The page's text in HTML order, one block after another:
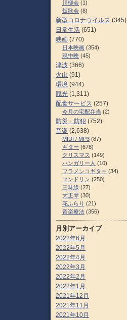
川柳会 (1)
短歌会 (8)
新型コロナウイルス (345)
日常生活 (651)
映画 (770)
日本映画 (354)
現中映 (45)
津波 (366)
火山 (91)
環境 (944)
観光 (1,311)
配食サービス (257)
今月の宅配弁当 (2)
防災・防犯 (752)
音楽 (2,638)
MIDI / MP3 (87)
ギター (678)
クリスマス (149)
ハンガリー人 (10)
フラメンコギター (34)
マンドリン (250)
三味線 (27)
大正琴 (30)
花ふらり (21)
音楽療法 (356)
月別アーカイブ
2022年6月
2022年5月
2022年4月
2022年3月
2022年2月
2022年1月
2021年12月
2021年11月
2021年10月